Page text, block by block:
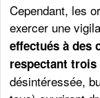
Cependant, les
exercer une
effectués à des
respectant
désintéressée,